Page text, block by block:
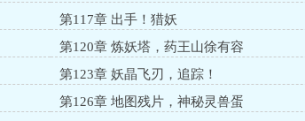
第117章 出手！猎妖
第120章 炼妖塔，药王山徐有容
第123章 妖晶飞刃，追踪！
第126章 地图残片，神秘灵兽蛋